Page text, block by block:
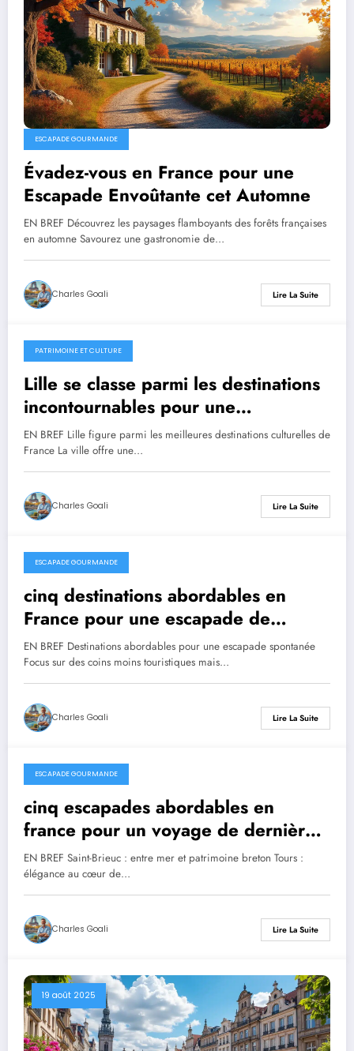
ESCAPADE GOURMANDE
Évadez-vous en France pour une
Escapade Envoûtante cet Automne
EN BREF Découvrez les paysages flamboyants des forêts françaises
en automne Savourez une gastronomie de…
Charles Goali Lire La Suite
30 août 2025
PATRIMOINE ET CULTURE
Lille se classe parmi les destinations
incontournables pour une
expérience culturelle inoubliable en
France
EN BREF Lille figure parmi les meilleures destinations culturelles de
France La ville offre une…
Charles Goali Lire La Suite
22 août 2025
ESCAPADE GOURMANDE
cinq destinations abordables en
France pour une escapade de
dernière minute
EN BREF Destinations abordables pour une escapade spontanée
Focus sur des coins moins touristiques mais…
Charles Goali Lire La Suite
20 août 2025
ESCAPADE GOURMANDE
cinq escapades abordables en
france pour un voyage de dernière
minute
EN BREF Saint-Brieuc : entre mer et patrimoine breton Tours :
élégance au cœur de…
Charles Goali Lire La Suite
19 août 2025